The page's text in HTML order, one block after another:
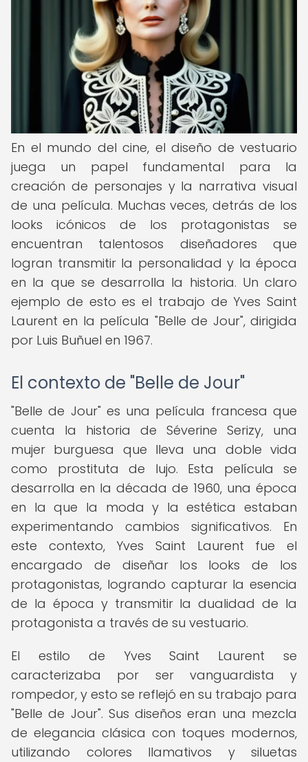
En el mundo del cine, el diseño de vestuario
juega un papel fundamental para la
creación de personajes y la narrativa visual
de una película. Muchas veces, detrás de los
looks icónicos de los protagonistas se
encuentran talentosos diseñadores que
logran transmitir la personalidad y la época
en la que se desarrolla la historia. Un claro
ejemplo de esto es el trabajo de Yves Saint
Laurent en la película "Belle de Jour", dirigida
por Luis Buñuel en 1967.
El contexto de "Belle de Jour"
"Belle de Jour" es una película francesa que
cuenta la historia de Séverine Serizy, una
mujer burguesa que lleva una doble vida
como prostituta de lujo. Esta película se
desarrolla en la década de 1960, una época
en la que la moda y la estética estaban
experimentando cambios significativos. En
este contexto, Yves Saint Laurent fue el
encargado de diseñar los looks de los
protagonistas, logrando capturar la esencia
de la época y transmitir la dualidad de la
protagonista a través de su vestuario.
El estilo de Yves Saint Laurent se
caracterizaba por ser vanguardista y
rompedor, y esto se reflejó en su trabajo para
"Belle de Jour". Sus diseños eran una mezcla
de elegancia clásica con toques modernos,
utilizando colores llamativos y siluetas